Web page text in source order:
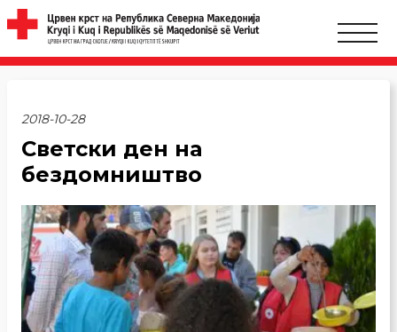
2018-10-28
Светски ден на
бездомништво